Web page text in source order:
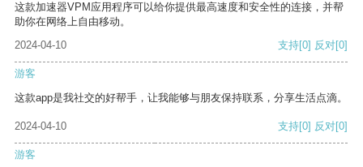
这款加速器VPM应用程序可以给你提供最高速度和安全性的连接，并帮
助你在网络上自由移动。
2024-04-10
支持[0] 反对[0]
游客
这款app是我社交的好帮手，让我能够与朋友保持联系，分享生活点滴。
2024-04-10 支持[0] 反对[0]
游客